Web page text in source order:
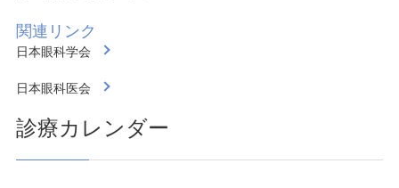
関連リンク
日本眼科学会
日本眼科医会
診療カレンダー